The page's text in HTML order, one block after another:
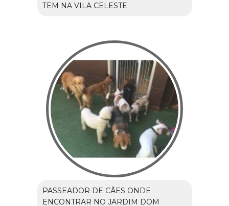
TEM NA VILA CELESTE
PASSEADOR DE CÃES ONDE
ENCONTRAR NO JARDIM DOM